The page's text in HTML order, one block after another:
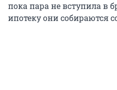
пока пара не вступила в
ипотеку они собираются